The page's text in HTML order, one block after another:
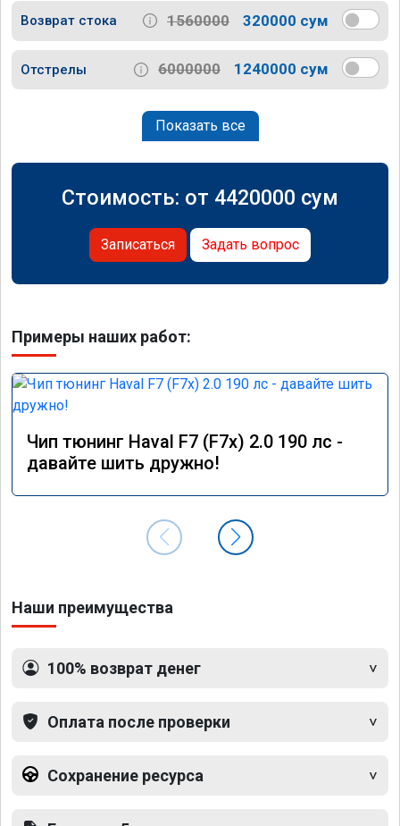
Возврат стока 1560000 320000 сум
Отстрелы 6000000 1240000 сум
Показать все
Стоимость: от 4420000 сум
Записаться Задать вопрос
Примеры наших работ:
Чип тюнинг Haval F7 (F7x) 2.0 190 лс -
давайте шить дружно!
Наши преимущества
100% возврат денег
Оплата после проверки
Сохранение ресурса